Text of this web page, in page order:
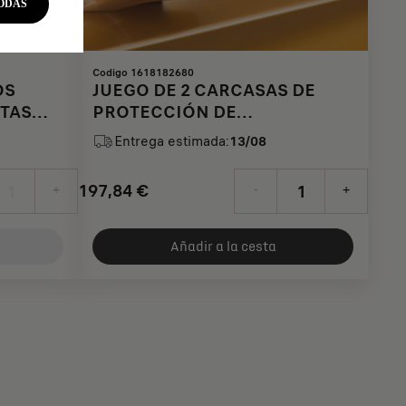
+
Codigo 1618182680
JUEGO DE 2 CARCASAS DE
PROTECCIÓN DE
RETROVISORES EXTERIORES -
ASPECTO CROMADO
Entrega estimada:13/08
197,84€
Price
197,84
- +
Quantity
updated
Añadir a la cesta